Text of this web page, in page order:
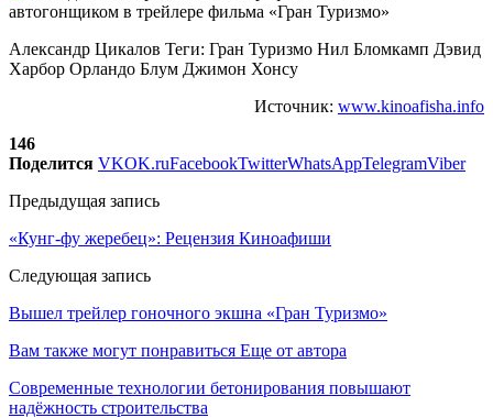
Александр Цикалов Теги: Гран Туризмо Нил Бломкамп Дэвид
Харбор Орландо Блум Джимон Хонсу
Источник: www.kinoafisha.info
146
Поделится VKOK.ruFacebookTwitterWhatsAppTelegramViber
Предыдущая запись
«Кунг-фу жеребец»: Рецензия Киноафиши
Следующая запись
Вышел трейлер гоночного экшна «Гран Туризмо»
Вам также могут понравиться Еще от автора
Современные технологии бетонирования повышают
надёжность строительства